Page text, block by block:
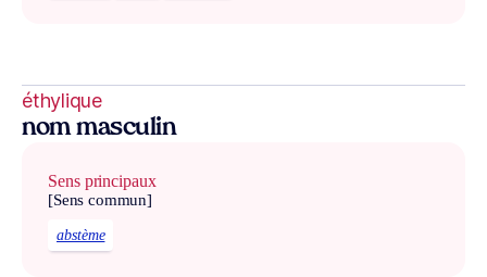
éthylique
nom masculin
Sens principaux
[Sens commun]
abstème